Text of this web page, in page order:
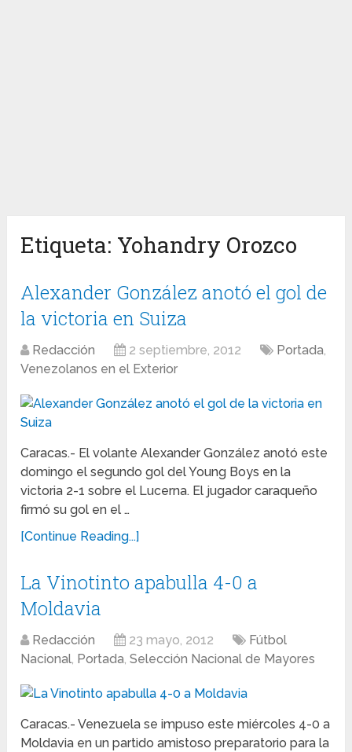
Etiqueta: Yohandry Orozco
Alexander González anotó el gol de
la victoria en Suiza
Redacción 2 septiembre, 2012 Portada,
Venezolanos en el Exterior
Caracas.- El volante Alexander González anotó este
domingo el segundo gol del Young Boys en la
victoria 2-1 sobre el Lucerna. El jugador caraqueño
firmó su gol en el …
[Continue Reading...]
La Vinotinto apabulla 4-0 a
Moldavia
Redacción 23 mayo, 2012
Fútbol
Nacional, Portada,Selección Nacional de Mayores
Caracas.- Venezuela se impuso este miércoles 4-0 a
Moldavia en un partido amistoso preparatorio para la